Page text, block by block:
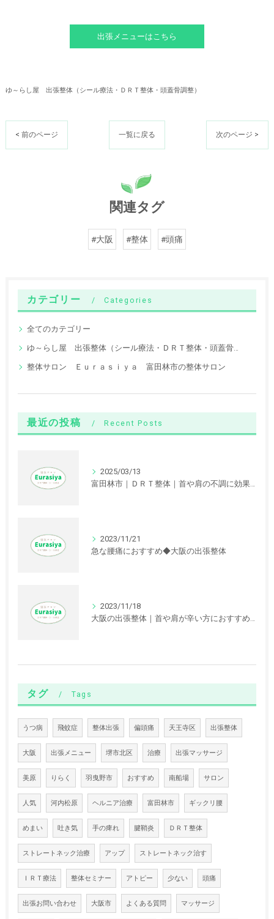
出張メニューはこちら
ゆ～らし屋 出張整体（シール療法・ＤＲＴ整体・頭蓋骨調整）
< 前のページ 一覧に戻る 次のページ >
関連タグ
#大阪 #整体 #頭痛
カテゴリー Categories
全てのカテゴリー
ゆ～らし屋 出張整体（シール療法・ＤＲＴ整体・頭蓋骨調整）
整体サロン Ｅｕｒａｓｉｙａ 富田林市の整体サロン
最近の投稿 Recent Posts
2025/03/13
富田林市｜ＤＲＴ整体｜首や肩の不調に効果が期待できます。
2023/11/21
急な腰痛におすすめ◆大阪の出張整体
2023/11/18
大阪の出張整体｜首や肩が辛い方におすすめの根治療法
タグ Tags
うつ病 飛蚊症 整体出張 偏頭痛 天王寺区 出張整体
大阪 出張メニュー 堺市北区 治療 出張マッサージ
美原 りらく 羽曳野市 おすすめ 南船場 サロン
人気 河内松原 ヘルニア治療 富田林市 ギックリ腰
めまい 吐き気 手の痺れ 腱鞘炎 ＤＲＴ整体
ストレートネック治療 アップ ストレートネック治す
ＩＲＴ療法 整体セミナー アトピー 少ない 頭痛
出張お問い合わせ 大阪市 よくある質問 マッサージ